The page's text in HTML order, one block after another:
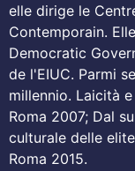
elle dirige le
Contemporain.
Democratic
de l'EIUC. Parmi
millennio. Laicità
Roma 2007; Dal
culturale delle
Roma 2015.